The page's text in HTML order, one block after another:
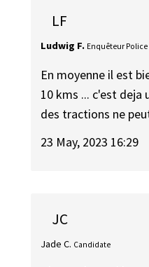
LF
Ludwig F. Enquêteur
En moyenne il est
10 kms ... c'est deja
des tractions ne
23 May, 2023 16:29
JC
Jade C. Candidate